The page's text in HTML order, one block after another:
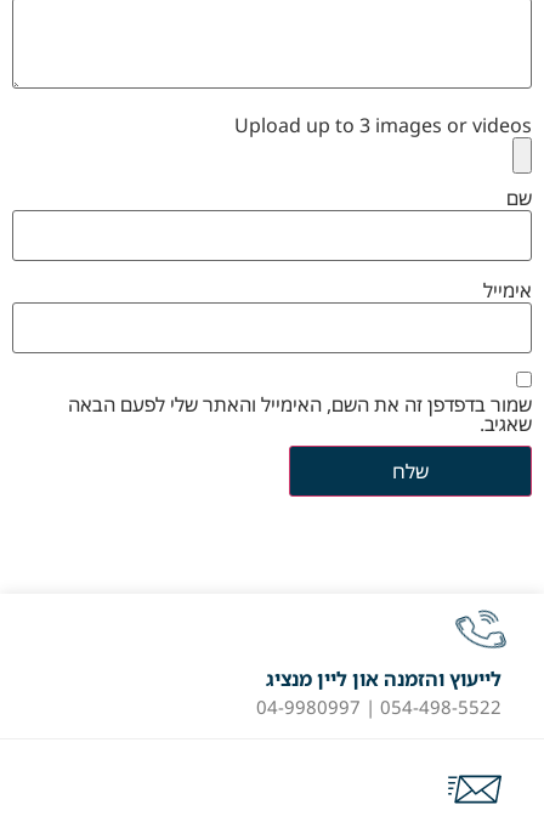
Upload up to 3 images or videos
שם
אימייל
שמור בדפדפן זה את השם, האימייל והאתר שלי לפעם הבאה
שאגיב.
לייעוץ והזמנה און ליין מנציג
054-498-5522 | 04-9980997